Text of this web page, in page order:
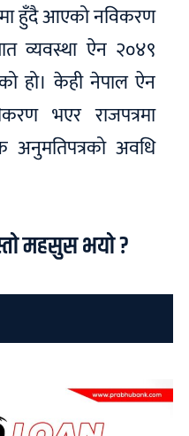
हुँदै आएको नविकरण
व्यवस्था ऐन २०४९
हो। केही नेपाल ऐन
भएर राजपत्रमा
अवधि
महसुस भयो ?